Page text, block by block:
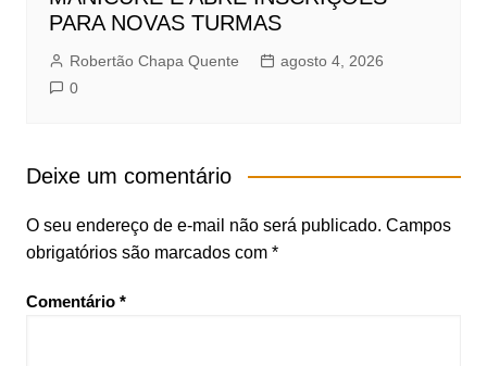
PARA NOVAS TURMAS
Robertão Chapa Quente
agosto 4, 2026
0
Deixe um comentário
O seu endereço de e-mail não será publicado. Campos
obrigatórios são marcados com *
Comentário *